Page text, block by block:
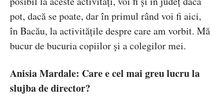
pot, dacă se poate, dar în primul rând voi fi aici,
în Bacău, la activitățile despre care am vorbit. Mă
bucur de bucuria copiilor și a colegilor mei.
Anisia Mardale: Care e cel mai greu lucru la
slujba de director?